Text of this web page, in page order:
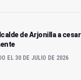
de Arjonilla a
EL 30 DE JULIO DE 2026